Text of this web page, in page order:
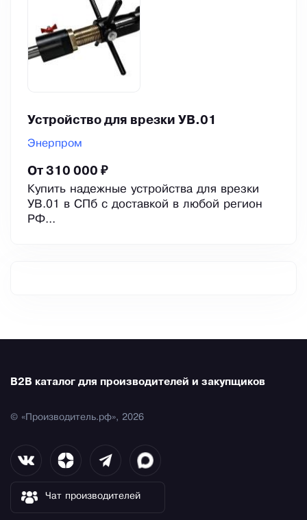
Устройство для врезки УВ.01
Энерпром
От 310 000 ₽
Купить надежные устройства для врезки
УВ.01 в СПб с доставкой в любой регион
РФ...
B2B каталог для производителей и закупщиков
© «Производитель.рф», 2026
Чат производителей